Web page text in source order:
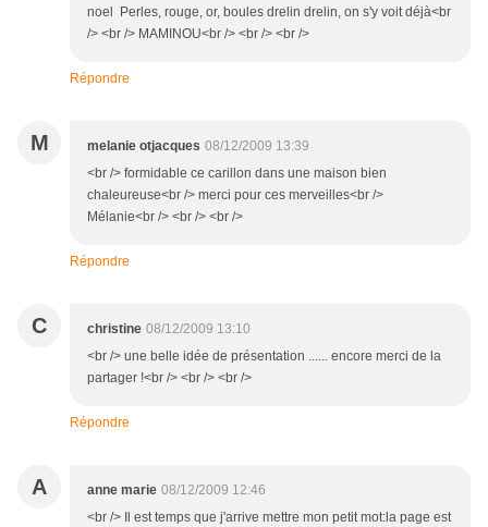
noel Perles, rouge, or, boules drelin drelin, on s'y voit déjà<br
/> <br /> MAMINOU<br /> <br /> <br />
Répondre
M melanie otjacques 08/12/2009 13:39
<br /> formidable ce carillon dans une maison bien
chaleureuse<br /> merci pour ces merveilles<br />
Mélanie<br /> <br /> <br />
Répondre
C christine 08/12/2009 13:10
<br /> une belle idée de présentation ...... encore merci de la
partager !<br /> <br /> <br />
Répondre
A anne marie 08/12/2009 12:46
<br /> Il est temps que j'arrive mettre mon petit mot:la page est